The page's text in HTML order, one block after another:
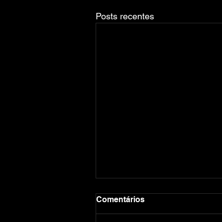
Posts recentes
Comentários